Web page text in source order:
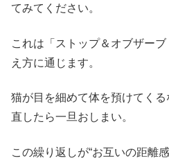
てみてください。
これは「ストップ＆オブザー
え方に通じます。
猫が目を細めて体を預けてく
直したら一旦おしまい。
この繰り返しが“お互いの距離